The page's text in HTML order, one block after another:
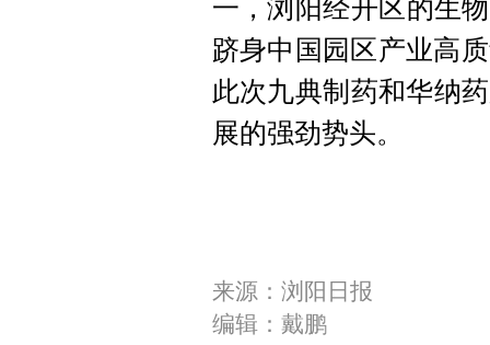
一，浏阳经开区的生
跻身中国园区产业高
此次九典制药和华纳
展的强劲势头。
来源：浏阳日报
编辑：戴鹏